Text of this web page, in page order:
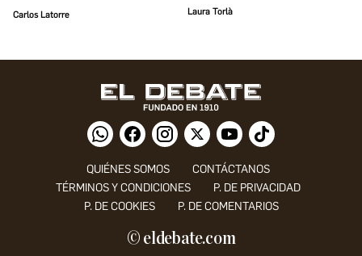
Carlos Latorre Laura Torlà
QUIÉNES SOMOS
CONTÁCTANOS
TÉRMINOS Y CONDICIONES
P. DE PRIVACIDAD
P. DE COOKIES
P. DE COMENTARIOS
© eldebate.com